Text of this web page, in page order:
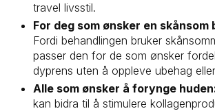
travel livsstil.
For deg som ønsker en skånsom
Fordi behandlingen bruker
passer den for de som ønsker
dyprens uten å oppleve ubehag
Alle som ønsker å forynge
kan bidra til å stimulere